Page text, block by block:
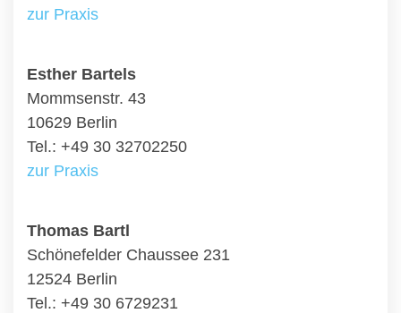
zur Praxis
Esther Bartels
Mommsenstr. 43
10629 Berlin
Tel.: +49 30 32702250
zur Praxis
Thomas Bartl
Schönefelder Chaussee 231
12524 Berlin
Tel.: +49 30 6729231